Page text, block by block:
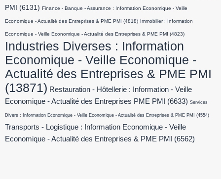
PMI
(6131) Finance - Banque - Assurance : Information Economique - Veille
Economique - Actualité des Entreprises & PME PMI (4818) Immobilier : Information
Economique - Veille Economique - Actualité des Entreprises & PME PMI (4823)
Industries Diverses : Information
Economique - Veille Economique -
Actualité des Entreprises & PME PMI
(13871) Restauration - Hôtellerie : Information - Veille
Economique - Actualité des Entreprises PME PMI
(6633) Services
Divers : Information Economique - Veille Economique - Actualité des Entreprises & PME PMI (4554)
Transports - Logistique : Information Economique - Veille
Economique - Actualité des Entreprises & PME PMI
(6562)